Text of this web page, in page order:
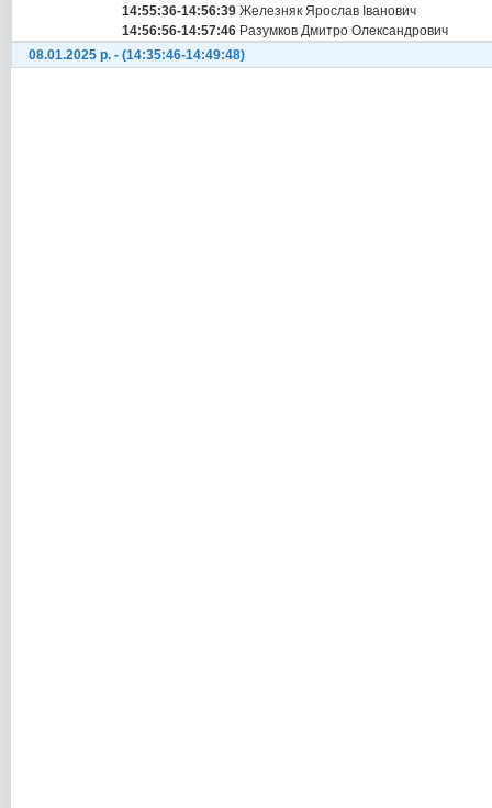
14:55:36-14:56:39 Железняк Ярослав Іванович
14:56:56-14:57:46 Разумков Дмитро Олександрович
08.01.2025 р. - (14:35:46-14:49:48)